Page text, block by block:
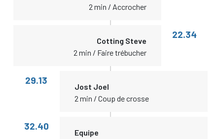
2 min / Accrocher
Cotting Steve
2 min / Faire trébucher
22.34
29.13
Jost Joel
2 min / Coup de crosse
32.40
Equipe